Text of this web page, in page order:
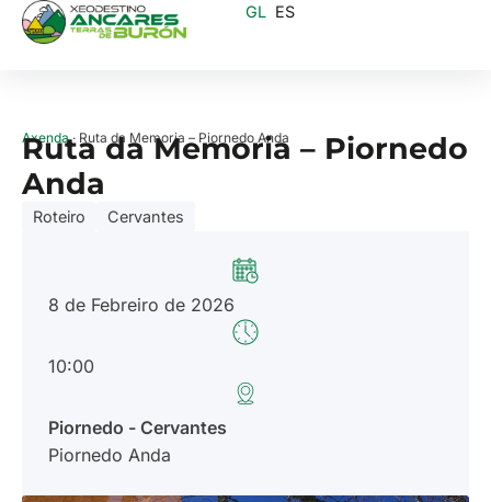
GL ES
Axenda· Ruta da Memoria – Piornedo Anda
Ruta da Memoria – Piornedo
Anda
Roteiro Cervantes
8 de Febreiro de 2026
10:00
Piornedo - Cervantes
Piornedo Anda